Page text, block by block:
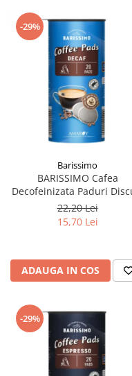
-29%
Barissimo
BARISSIMO Cafea
Decofeinizata Paduri
Senseo 62mm Monodoze
20buc - 140g
22,20 Lei
15,70 Lei
ADAUGA IN COS
-29%